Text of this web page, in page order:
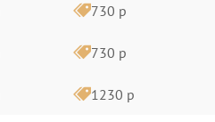
730 р
730 р
1230 р